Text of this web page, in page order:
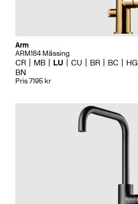
Arm
ARM184 Mässing
CR MB LU CU BR BC HG
BN
Pris 7195 kr